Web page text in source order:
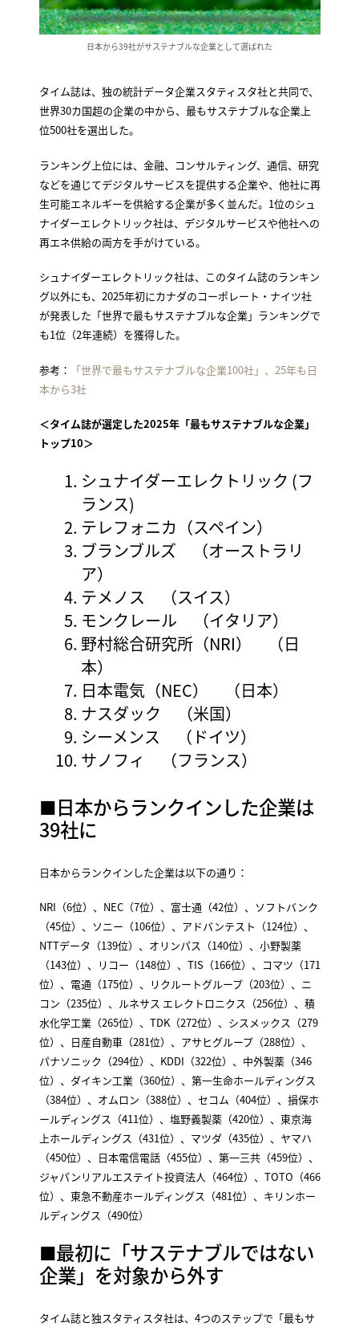
日本から39社がサステナブルな企業として選ばれた
タイム誌は、独の統計データ企業スタティスタ社と共同で、
世界30カ国超の企業の中から、最もサステナブルな企業上
位500社を選出した。
ランキング上位には、金融、コンサルティング、通信、研究
などを通じてデジタルサービスを提供する企業や、他社に再
生可能エネルギーを供給する企業が多く並んだ。1位のシュ
ナイダーエレクトリック社は、デジタルサービスや他社への
再エネ供給の両方を手がけている。
シュナイダーエレクトリック社は、このタイム誌のランキン
グ以外にも、2025年初にカナダのコーポレート・ナイツ社
が発表した「世界で最もサステナブルな企業」ランキングで
も1位（2年連続）を獲得した。
参考：
「世界で最もサステナブルな企業100社」、25年も日
本から3社
＜タイム誌が選定した2025年「最もサステナブルな企業」
トップ10＞
シュナイダーエレクトリック (フ
ランス)
テレフォニカ（スペイン）
ブランブルズ （オーストラリ
ア）
テメノス （スイス）
モンクレール （イタリア）
野村総合研究所（NRI） （日
本）
日本電気（NEC） （日本）
ナスダック （米国）
シーメンス （ドイツ）
サノフィ （フランス）
■日本からランクインした企業は
39社に
日本からランクインした企業は以下の通り：
NRI（6位）、NEC（7位）、富士通（42位）、ソフトバンク
（45位）、ソニー（106位）、アドバンテスト（124位）、
NTTデータ（139位）、オリンパス（140位）、小野製薬
（143位）、リコー（148位）、TIS（166位）、コマツ（171
位）、電通（175位）、リクルートグループ（203位）、ニ
コン（235位）、ルネサス エレクトロニクス（256位）、積
水化学工業（265位）、TDK（272位）、シスメックス（279
位）、日産自動車（281位）、アサヒグループ（288位）、
パナソニック（294位）、KDDI（322位）、中外製薬（346
位）、ダイキン工業（360位）、第一生命ホールディングス
（384位）、オムロン（388位）、セコム（404位）、損保ホ
ールディングス（411位）、塩野義製薬（420位）、東京海
上ホールディングス（431位）、マツダ（435位）、ヤマハ
（450位）、日本電信電話（455位）、第一三共（459位）、
ジャパンリアルエステイト投資法人（464位）、TOTO（466
位）、東急不動産ホールディングス（481位）、キリンホー
ルディングス（490位）
■最初に「サステナブルではない
企業」を対象から外す
タイム誌と独スタティスタ社は、4つのステップで「最もサ